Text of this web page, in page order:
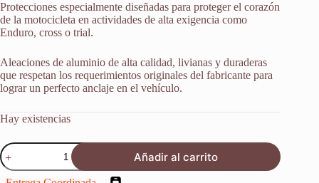
Protecciones especialmente diseñadas para proteger el corazón
de la motocicleta en actividades de alta exigencia como
Enduro, cross o trial.
Aleaciones de aluminio de alta calidad, livianas y duraderas
que respetan los requerimientos originales del fabricante para
lograr un perfecto anclaje en el vehículo.
Hay existencias
Protector
Cubrecarter
Ktm
Añadir al carrito